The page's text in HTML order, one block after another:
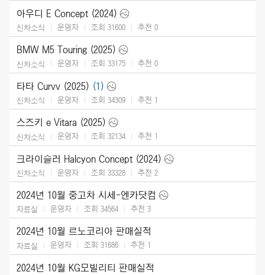
아우디 E Concept (2024)
신차소식 운영자 조회 31600 추천 0
BMW M5 Touring (2025)
신차소식 운영자 조회 33175 추천 0
타타 Curvv (2025) (1)
신차소식 운영자 조회 34309 추천 1
스즈키 e Vitara (2025)
신차소식 운영자 조회 32134 추천 1
크라이슬러 Halcyon Concept (2024)
신차소식 운영자 조회 33328 추천 2
2024년 10월 중고차 시세-엔카닷컴
자료실 운영자 조회 34564 추천 3
2024년 10월 르노코리아 판매실적
자료실 운영자 조회 31686 추천 1
2024년 10월 KG모빌리티 판매실적